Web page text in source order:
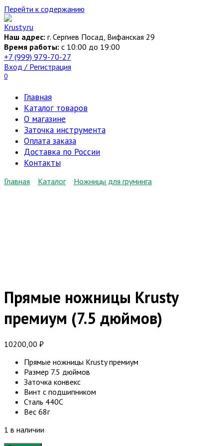
Перейти к содержанию
Наш адрес: г. Сергиев Посад, Вифанская 29
Время работы: c 10:00 до 19:00
+7 (999) 979-70-27
Вход / Регистрация
0
Главная
Каталог товаров
О магазине
Заточка инструмента
Оплата заказа
Доставка по России
Контакты
Главная Каталог Ножницы для груминга
Прямые ножницы Krusty
премиум (7.5 дюймов)
10200,00 ₽
Прямые ножницы Krusty премиум
Размер 7.5 дюймов
Заточка конвекс
Винт с подшипником
Сталь 440С
Вес 68г
1 в наличии